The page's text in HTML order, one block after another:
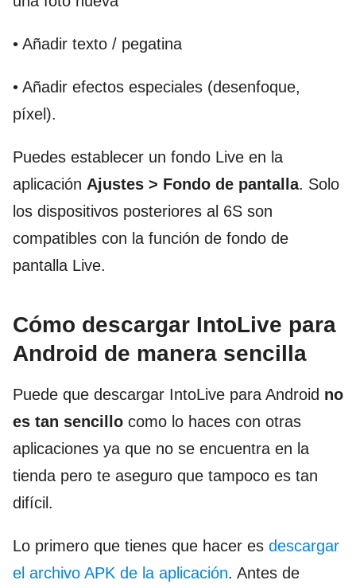
• Añadir texto / pegatina
• Añadir efectos especiales (desenfoque,
píxel).
Puedes establecer un fondo Live en la
aplicación Ajustes > Fondo de pantalla. Solo
los dispositivos posteriores al 6S son
compatibles con la función de fondo de
pantalla Live.
Cómo descargar IntoLive para
Android de manera sencilla
Puede que descargar IntoLive para Android no
es tan sencillo como lo haces con otras
aplicaciones ya que no se encuentra en la
tienda pero te aseguro que tampoco es tan
difícil.
Lo primero que tienes que hacer es descargar
el archivo APK de la aplicación. Antes de